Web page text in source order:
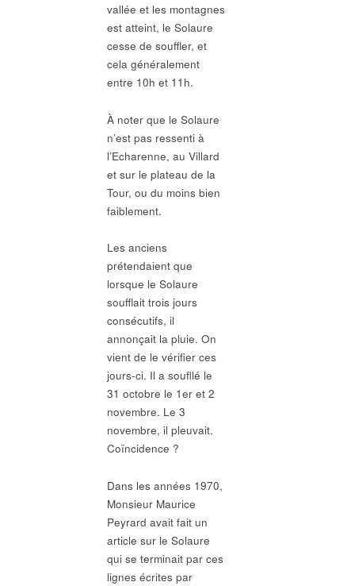
vallée et les montagnes
est atteint, le Solaure
cesse de souffler, et
cela généralement
entre 10h et 11h.
À noter que le Solaure
n’est pas ressenti à
l’Echarenne, au Villard
et sur le plateau de la
Tour, ou du moins bien
faiblement.
Les anciens
prétendaient que
lorsque le Solaure
soufflait trois jours
consécutifs, il
annonçait la pluie. On
vient de le vérifier ces
jours-ci. Il a soufllé le
31 octobre le 1er et 2
novembre. Le 3
novembre, il pleuvait.
Coïncidence ?
Dans les années 1970,
Monsieur Maurice
Peyrard avait fait un
article sur le Solaure
qui se terminait par ces
lignes écrites par